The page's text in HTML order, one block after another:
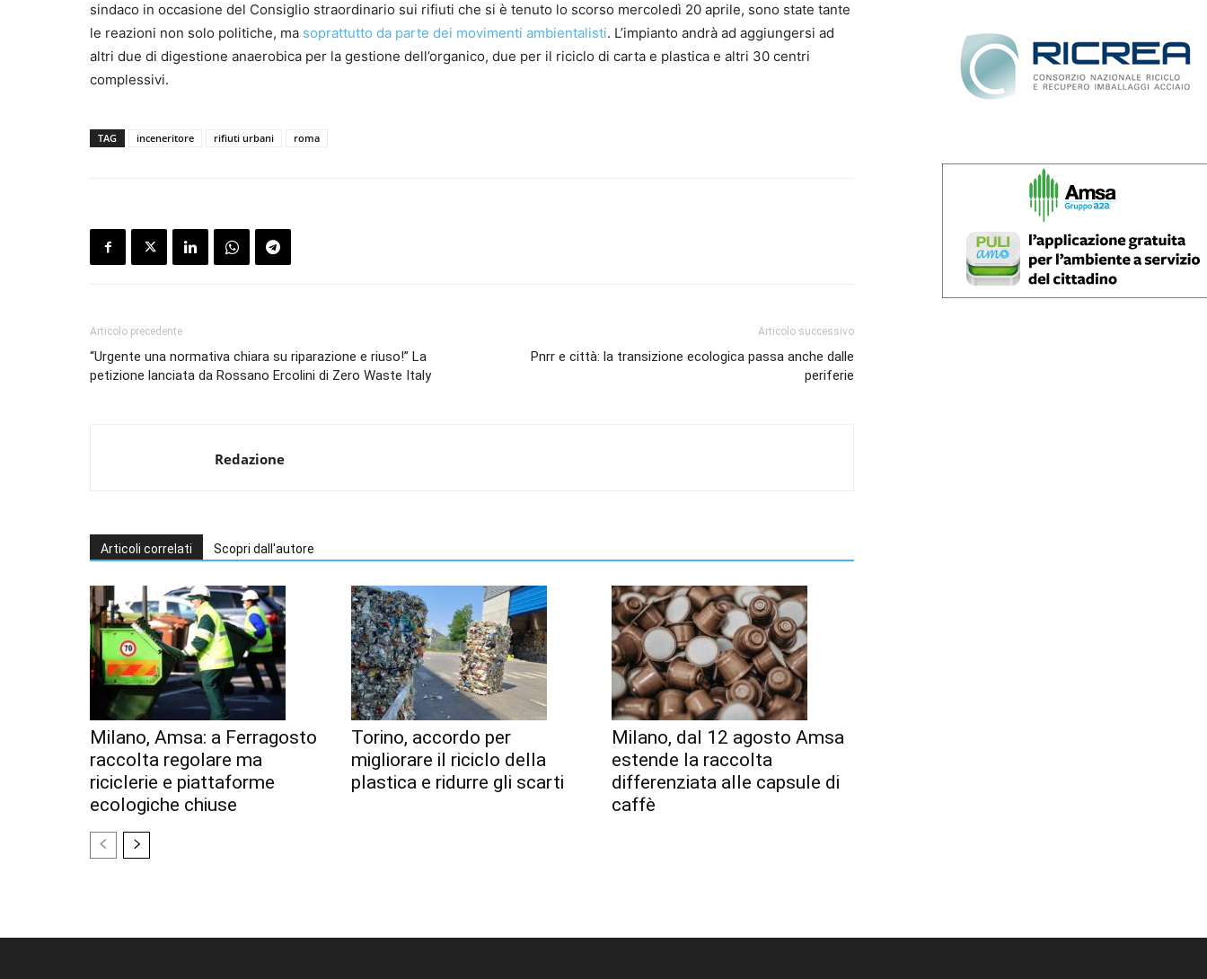
sindaco in occasione del Consiglio straordinario sui rifiuti che si è tenuto lo scorso mercoledì 20 aprile, sono state tante
le reazioni non solo politiche, ma soprattutto da parte dei movimenti ambientalisti. L’impianto andrà ad aggiungersi ad
altri due di digestione anaerobica per la gestione dell’organico, due per il riciclo di carta e plastica e altri 30 centri
complessivi.
TAG inceneritore rifiuti urbani roma
Articolo precedente
“Urgente una normativa chiara su riparazione e riuso!” La
petizione lanciata da Rossano Ercolini di Zero Waste Italy
Articolo successivo
Pnrr e città: la transizione ecologica passa anche dalle
periferie
Redazione
Articoli correlati Scopri dall'autore
Milano, Amsa: a Ferragosto
raccolta regolare ma
riciclerie e piattaforme
ecologiche chiuse
Torino, accordo per
migliorare il riciclo della
plastica e ridurre gli scarti
Milano, dal 12 agosto Amsa
estende la raccolta
differenziata alle capsule di
caffè